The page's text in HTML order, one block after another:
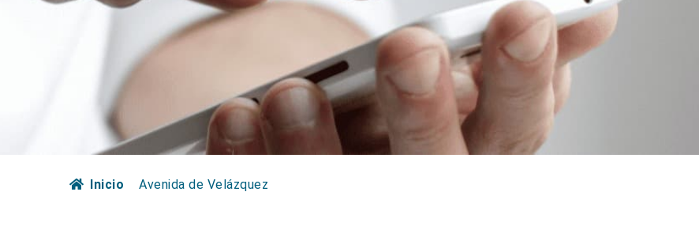
Inicio Avenida de Velázquez